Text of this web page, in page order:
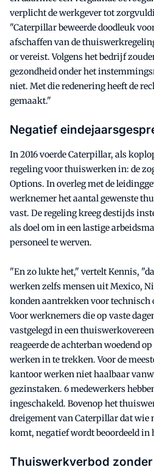
verplicht de werkgever tot
"Caterpillar beweerde doodleuk
afschaffen van de
or vereist. Volgens het bedrijf
gezondheid onder het
niet. Met die redenering heeft de
gemaakt."
Negatief
In 2016 voerde Caterpillar, als
regeling voor thuiswerken in: de
Options. In overleg met de
werknemer het aantal gewenste
vast. De regeling kreeg destijds
als doel om in een lastige
personeel te werven.
"En zo lukte het," vertelt Kennis,
werken zelfs mensen uit Mexico,
konden aantrekken voor technisch
Voor werknemers die op vaste
vastgelegd in een
reageerde de achterban woedend
werken in te trekken. Voor de
kantoor werken niet haalbaar
gezinstaken. 6 medewerkers
ingeschakeld. Bovenop het
dreigement van Caterpillar dat wie
komt, negatief wordt beoordeeld in
Thuiswerkverbod